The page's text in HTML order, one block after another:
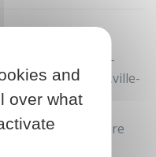
données
renseignées ci-
site internet www.ville-
de ce formulaire
pour
and
over what